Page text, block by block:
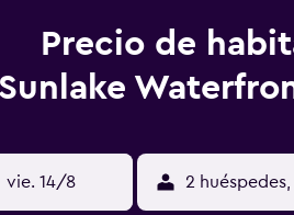
Precio de
Sunlake
vie. 14/8 2 huéspedes,